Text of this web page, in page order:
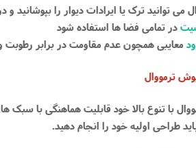
می توانید ترک یا ایرادات دیوار را
در تمامی فضا ها استفاده شود
معایبی همچون عدم مقاومت در برابر رطوبت و
ترمووال
با تنوع بالا خود قابلیت هماهنگی با سبک
طراحی اولیه خود را انجام دهید.